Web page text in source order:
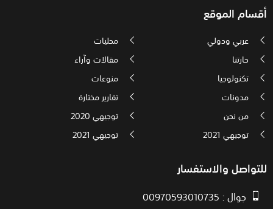
أقسام الموقع
عربي ودولي
محليات
حارتنا
مقالات وآراء
تكنولوجيا
منوعات
مدونات
تقارير مختارة
من نحن
توجيهي 2020
توجيهي 2021
توجيهي 2021
للتواصل والاستفسار
جوال : 00970593010735